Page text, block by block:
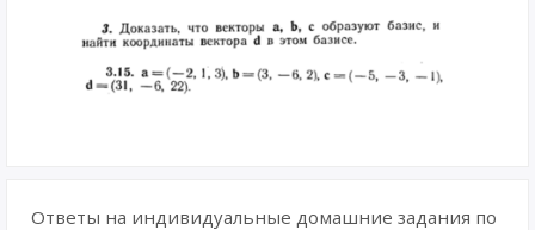
Ответы на индивидуальные домашние задания по